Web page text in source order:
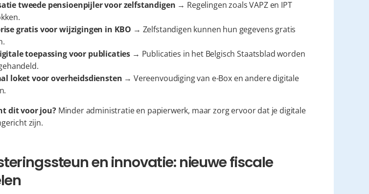
tweede pensioenpijler voor zelfstandigen → Regelingen zoals VAPZ en IPT
gratis voor wijzigingen in KBO → Zelfstandigen kunnen hun gegevens gratis
toepassing voor publicaties → Publicaties in het Belgisch Staatsblad worden
loket voor overheidsdiensten → Vereenvoudiging van e-Box en andere digitale
dit voor jou? Minder administratie en papierwerk, maar zorg ervoor dat je digitale
zijn.
en innovatie: nieuwe fiscale